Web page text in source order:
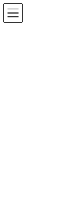
コ
ン
ナ
ビ